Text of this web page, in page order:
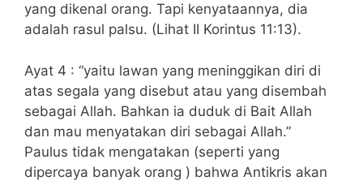
yang dikenal orang. Tapi kenyataannya, dia
adalah rasul palsu. (Lihat II Korintus 11:13).
Ayat 4 : “yaitu lawan yang meninggikan diri di
atas segala yang disebut atau yang disembah
sebagai Allah. Bahkan ia duduk di Bait Allah
dan mau menyatakan diri sebagai Allah.”
Paulus tidak mengatakan (seperti yang
dipercaya banyak orang ) bahwa Antikris akan